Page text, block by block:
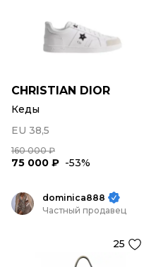
CHRISTIAN DIOR
Кеды
EU 38,5
160 000 ₽
75 000 ₽ -53%
dominica888
Частный продавец
25